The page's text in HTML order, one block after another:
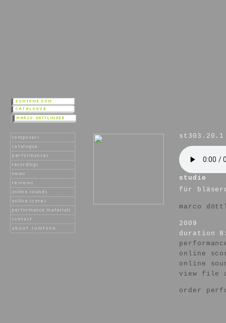
st303.20.1
studie
für
marco
2009
duration
online
online
view file
order